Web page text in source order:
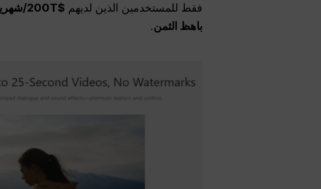
فقط للمستخدمين الذين لديهم $200T/شهرياً اشتراك ChatGPT Pro
باهظ الثمن.